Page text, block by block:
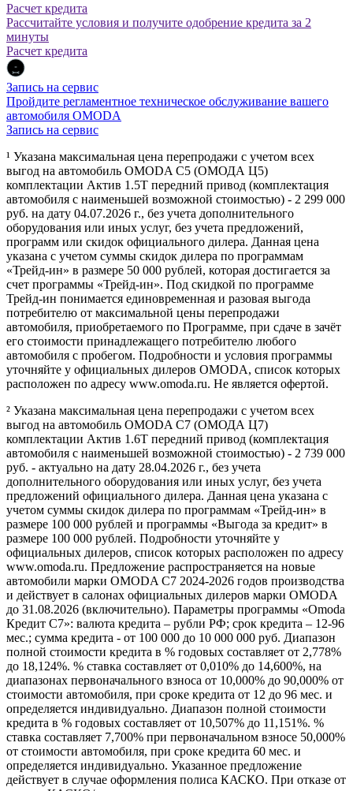
Расчет кредита
Рассчитайте условия и получите одобрение кредита за 2
минуты
Расчет кредита
Запись на сервис
Пройдите регламентное техническое обслуживание вашего
автомобиля OMODA
Запись на сервис
¹ Указана максимальная цена перепродажи с учетом всех
выгод на автомобиль OMODA C5 (ОМОДА Ц5)
комплектации Актив 1.5Т передний привод (комплектация
автомобиля с наименьшей возможной стоимостью) - 2 299 000
руб. на дату 04.07.2026 г., без учета дополнительного
оборудования или иных услуг, без учета предложений,
программ или скидок официального дилера. Данная цена
указана с учетом суммы скидок дилера по программам
«Трейд-ин» в размере 50 000 рублей, которая достигается за
счет программы «Трейд-ин». Под скидкой по программе
Трейд-ин понимается единовременная и разовая выгода
потребителю от максимальной цены перепродажи
автомобиля, приобретаемого по Программе, при сдаче в зачёт
его стоимости принадлежащего потребителю любого
автомобиля с пробегом. Подробности и условия программы
уточняйте у официальных дилеров OMODA, список которых
расположен по адресу www.omoda.ru. Не является офертой.
² Указана максимальная цена перепродажи с учетом всех
выгод на автомобиль OMODA C7 (ОМОДА Ц7)
комплектации Актив 1.6T передний привод (комплектация
автомобиля с наименьшей возможной стоимостью) - 2 739 000
руб. - актуально на дату 28.04.2026 г., без учета
дополнительного оборудования или иных услуг, без учета
предложений официального дилера. Данная цена указана с
учетом суммы скидок дилера по программам «Трейд-ин» в
размере 100 000 рублей и программы «Выгода за кредит» в
размере 100 000 рублей. Подробности уточняйте у
официальных дилеров, список которых расположен по адресу
www.omoda.ru. Предложение распространяется на новые
автомобили марки OMODA C7 2024-2026 годов производства
и действует в салонах официальных дилеров марки OMODA
до 31.08.2026 (включительно). Параметры программы «Omoda
Кредит C7»: валюта кредита – рубли РФ; срок кредита – 12-96
мес.; сумма кредита - от 100 000 до 10 000 000 руб. Диапазон
полной стоимости кредита в % годовых составляет от 2,778%
до 18,124%. % ставка составляет от 0,010% до 14,600%, на
диапазонах первоначального взноса от 10,000% до 90,000% от
стоимости автомобиля, при сроке кредита от 12 до 96 мес. и
определяется индивидуально. Диапазон полной стоимости
кредита в % годовых составляет от 10,507% до 11,151%. %
ставка составляет 7,700% при первоначальном взносе 50,000%
от стоимости автомобиля, при сроке кредита 60 мес. и
определяется индивидуально. Указанное предложение
действует в случае оформления полиса КАСКО. При отказе от